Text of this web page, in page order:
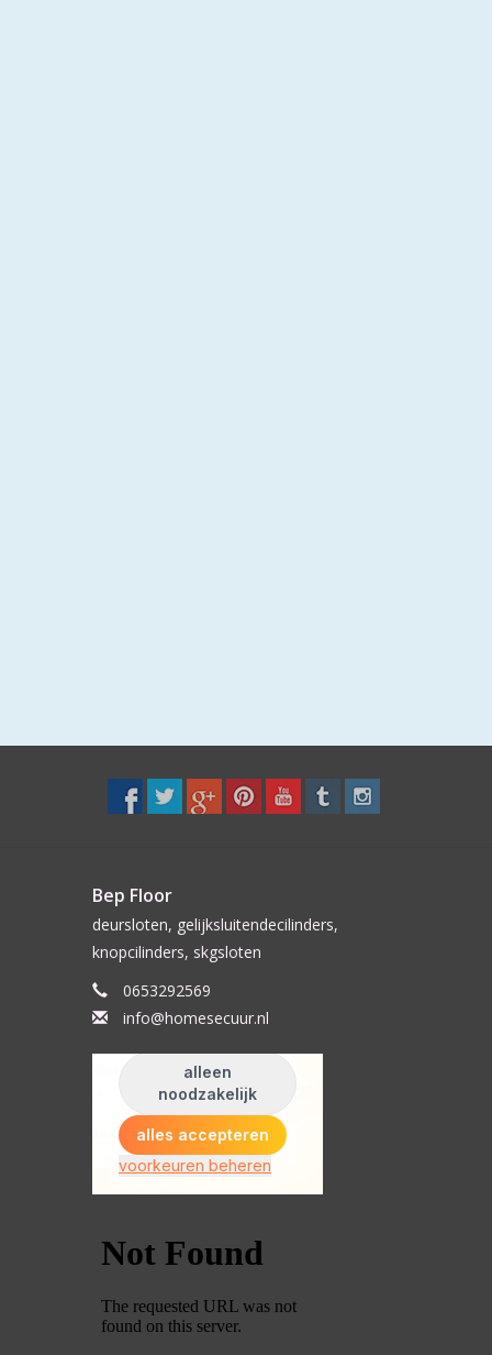
Bep Floor
deursloten, gelijksluitendecilinders,
knopcilinders, skgsloten
0653292569
info@homesecuur.nl